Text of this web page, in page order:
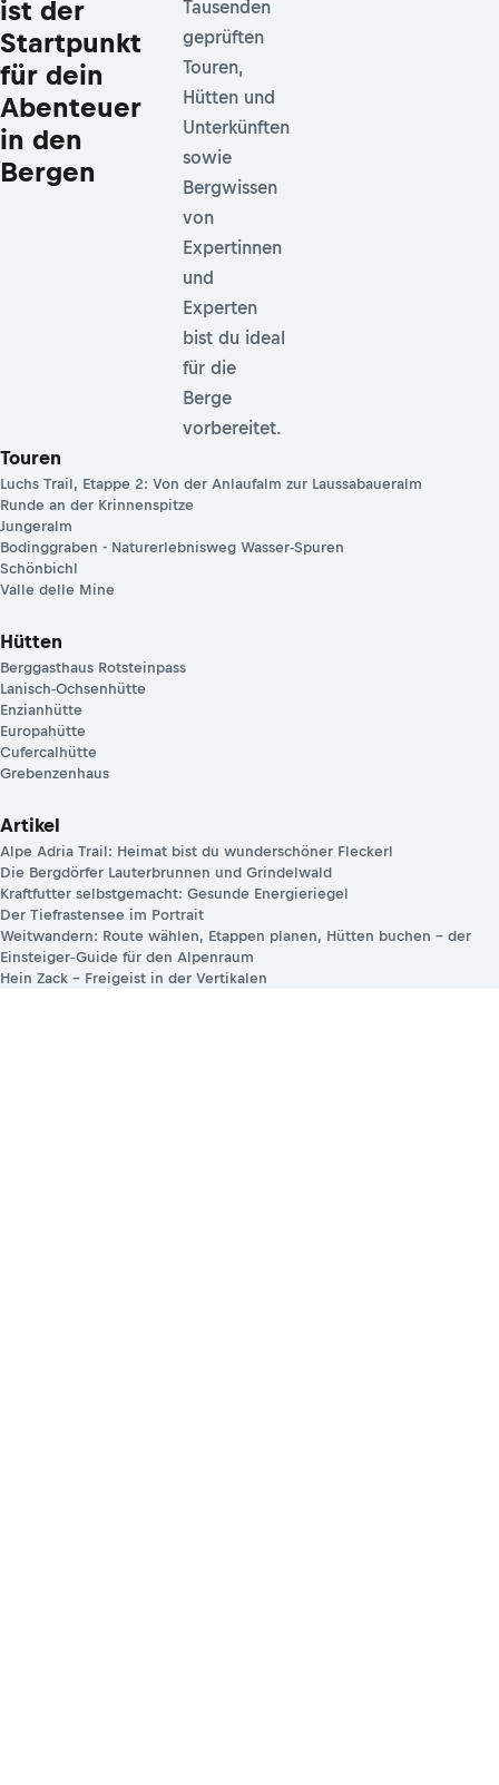
ist der
Startpunkt
für dein
Abenteuer
in den
Bergen
Tausenden
geprüften
Touren,
Hütten und
Unterkünften
sowie
Bergwissen
von
Expertinnen
und
Experten
bist du ideal
für die
Berge
vorbereitet.
Touren
Luchs Trail, Etappe 2: Von der Anlaufalm zur Laussabaueralm
Runde an der Krinnenspitze
Jungeralm
Bodinggraben - Naturerlebnisweg Wasser-Spuren
Schönbichl
Valle delle Mine
Hütten
Berggasthaus Rotsteinpass
Lanisch-Ochsenhütte
Enzianhütte
Europahütte
Cufercalhütte
Grebenzenhaus
Artikel
Alpe Adria Trail: Heimat bist du wunderschöner Fleckerl
Die Bergdörfer Lauterbrunnen und Grindelwald
Kraftfutter selbstgemacht: Gesunde Energieriegel
Der Tiefrastensee im Portrait
Weitwandern: Route wählen, Etappen planen, Hütten buchen – der
Einsteiger‑Guide für den Alpenraum
Hein Zack – Freigeist in der Vertikalen